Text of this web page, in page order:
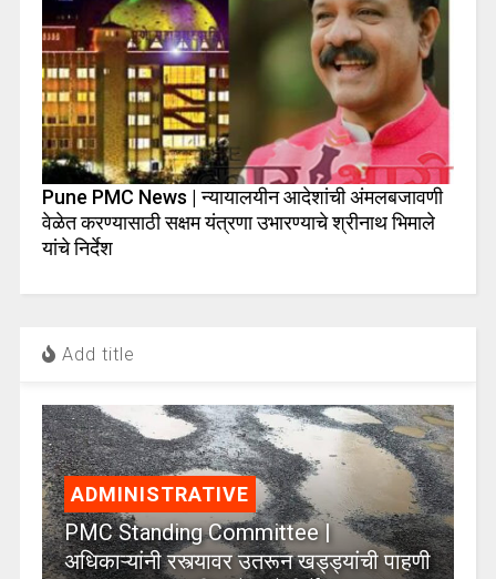
Pune PMC News | न्यायालयीन आदेशांची अंमलबजावणी
वेळेत करण्यासाठी सक्षम यंत्रणा उभारण्याचे श्रीनाथ भिमाले
यांचे निर्देश
Add title
ADMINISTRATIVE
PMC Standing Committee |
अधिकाऱ्यांनी रस्त्यावर उतरून खड्ड्यांची पाहणी